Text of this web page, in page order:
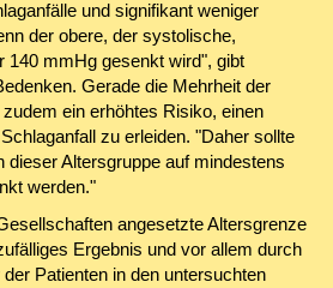
und signifikant weniger
der obere, der systolische,
140 mmHg gesenkt wird", gibt
Gerade die Mehrheit der
ein erhöhtes Risiko, einen
zu erleiden. "Daher sollte
dieser Altersgruppe auf mindestens
werden."
angesetzte Altersgrenze
Ergebnis und vor allem durch
Patienten in den untersuchten